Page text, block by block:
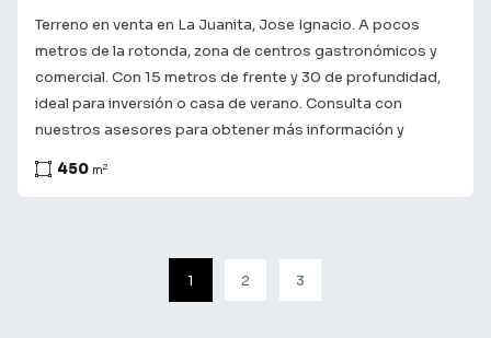
Terreno en venta en La Juanita, Jose Ignacio. A pocos
metros de la rotonda, zona de centros gastronómicos y
comercial. Con 15 metros de frente y 30 de profundidad,
ideal para inversión o casa de verano. Consulta con
nuestros asesores para obtener más información y
encontrar lo que buscas! ¡Tu futuro comienza aquí!
450 m2
1 2 3